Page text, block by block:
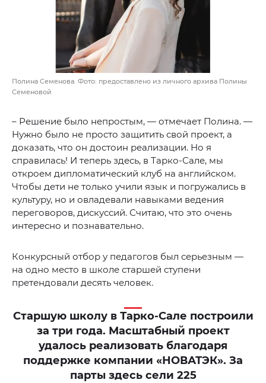
Полина Семенова. Фото: предоставлено из личного архива Полины
Семеновой
– Решение было непростым, — отмечает Полина. —
Нужно было не просто защитить свой проект, а
доказать, что он достоин реализации. Но я
справилась! И теперь здесь, в Тарко-Сале, мы
откроем дипломатический клуб на английском.
Чтобы дети не только учили язык и погружались в
культуру, но и овладевали навыками ведения
переговоров, дискуссий. Считаю, что это очень
интересно и познавательно.
Конкурсный отбор у педагогов был серьезным —
на одно место в школе старшей ступени
претендовали десять человек.
Старшую школу в Тарко-Сале построили
за три года. Масштабный проект
удалось реализовать благодаря
поддержке компании «НОВАТЭК». За
парты здесь сели 225